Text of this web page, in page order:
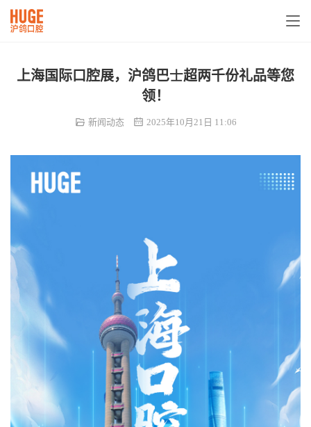
上海国际口腔展，沪鸽巴士超两千份礼品等您
领！
新闻动态 2025年10月21日 11:06